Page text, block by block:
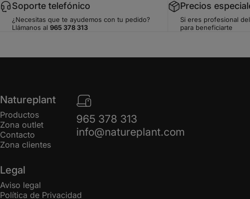
Soporte telefónico
¿Necesitas que te ayudemos con tu pedido?
Llámanos al 965 378 313
Precios
Si eres profesional
para beneficiarte
Natureplant
Productos
Zona outlet
Contacto
Zona clientes
965 378 313
info@natureplant.com
Legal
Aviso legal
Política de Privacidad